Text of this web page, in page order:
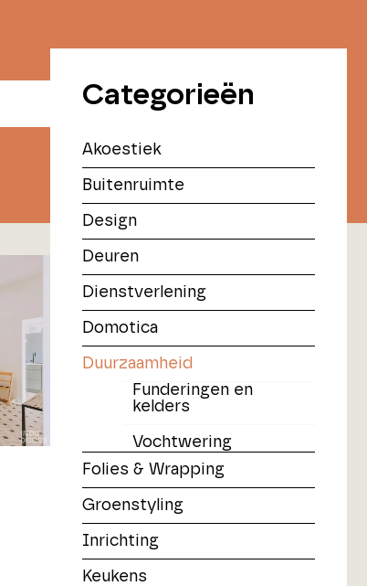
Categorieën
Akoestiek
Buitenruimte
Design
Deuren
Dienstverlening
Domotica
Duurzaamheid
Funderingen en
kelders
Vochtwering
Folies & Wrapping
Groenstyling
Inrichting
Keukens